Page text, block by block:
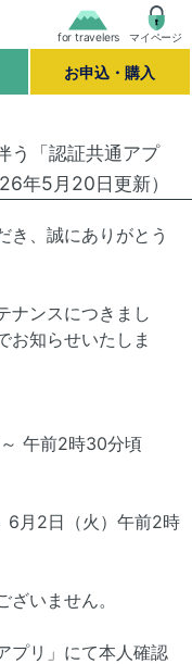
for travelers マイページ
お申込・購入
う「認証共通アプ
年5月20日更新）
き、誠にありがとう
ナンスにつきまし
お知らせいたしま
午前2時30分頃
6月2日（火）午前2時
いません。
プリ」にて本人確認